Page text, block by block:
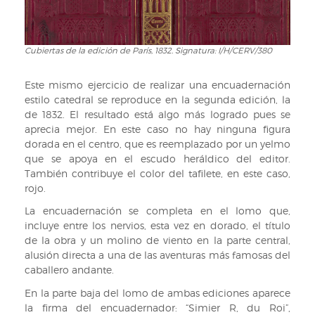
Cubiertas
la
edición
de
París,
1832.
Signatura:
I/H/CERV/380
Cubiertas de la edición de París, 1832. Signatura: I/H/CERV/380
Este mismo ejercicio de realizar una encuadernación
estilo catedral se reproduce en la segunda edición, la
de 1832. El resultado está algo más logrado pues se
aprecia mejor. En este caso no hay ninguna figura
dorada en el centro, que es reemplazado por un yelmo
que se apoya en el escudo heráldico del editor.
También contribuye el color del tafilete, en este caso,
rojo.
La encuadernación se completa en el lomo que,
incluye entre los nervios, esta vez en dorado, el título
de la obra y un molino de viento en la parte central,
alusión directa a una de las aventuras más famosas del
caballero andante.
En la parte baja del lomo de ambas ediciones aparece
la firma del encuadernador: “Simier R, du Roi”,